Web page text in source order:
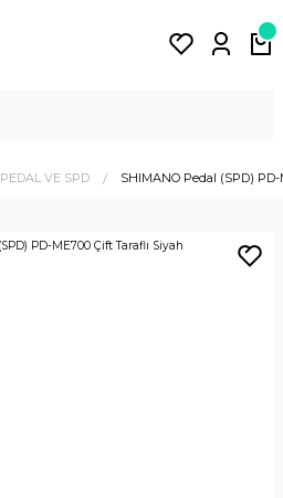
PEDAL VE SPD SHIMANO Pedal (SPD)